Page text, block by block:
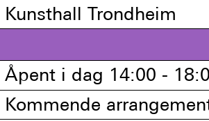
Kunsthall Trondheim
Åpent i dag 14:00 -
Kommende